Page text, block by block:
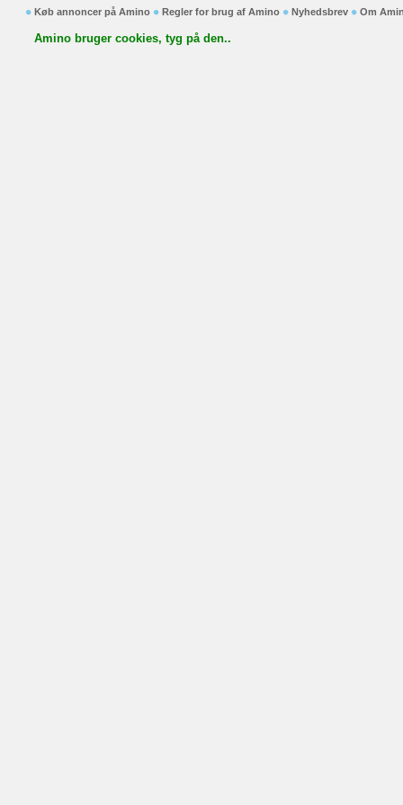
Køb annoncer på Amino Regler for brug af Amino Nyhedsbrev Om
Amino bruger cookies, tyg på den..